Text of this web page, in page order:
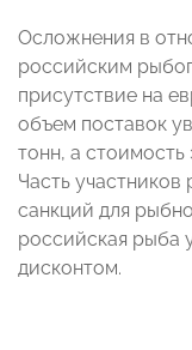
Осложнения в
российским
присутствие на
объем поставок
тонн, а
Часть
санкций для
российская рыба
дисконтом.